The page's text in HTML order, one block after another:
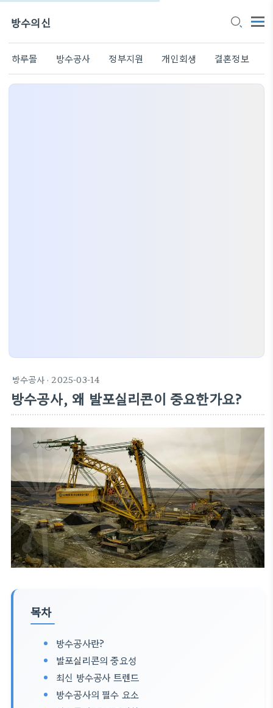
방수의신
하루몰 방수공사 정부지원 개인회생 결혼정보
방수공사· 2025-03-14
방수공사, 왜 발포실리콘이 중요한가요?
목차
방수공사란?
발포실리콘의 중요성
최신 방수공사 트렌드
방수공사의 필수 요소